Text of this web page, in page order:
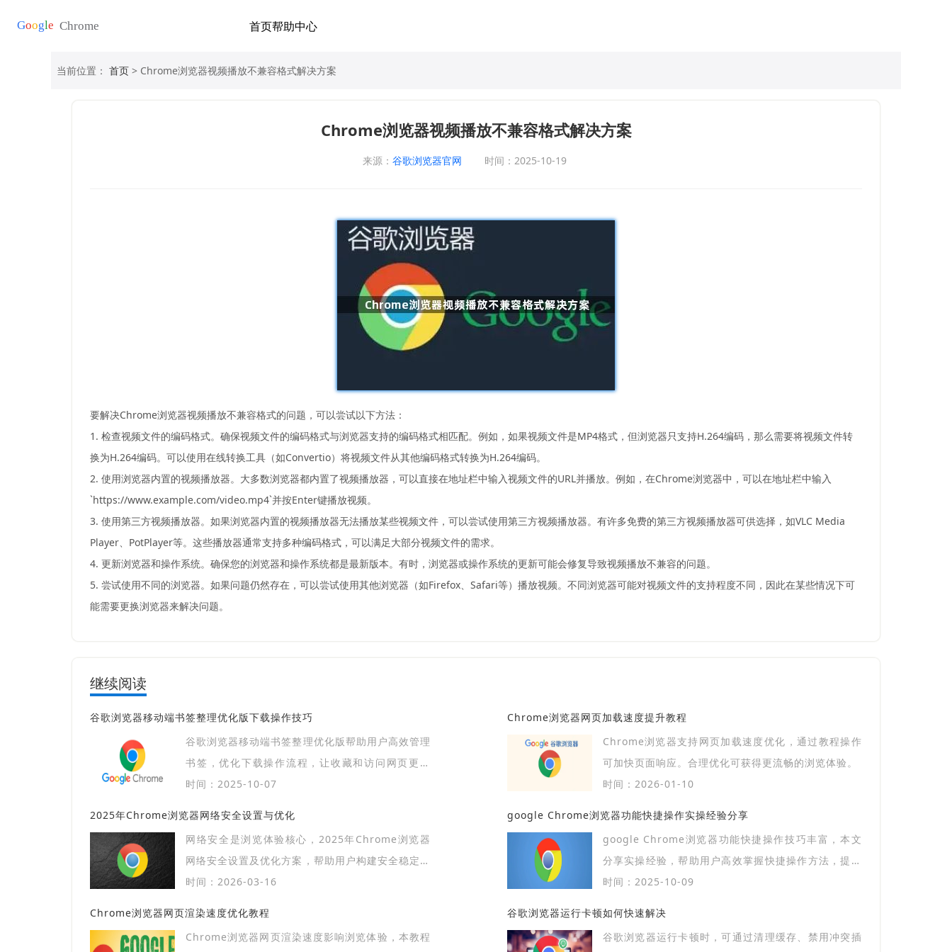
首页帮助中心
当前位置： 首页 > Chrome浏览器视频播放不兼容格式解决方案
Chrome浏览器视频播放不兼容格式解决方案
来源： 谷歌浏览器官网 时间：2025-10-19
要解决Chrome浏览器视频播放不兼容格式的问题，可以尝试以下方法：
1. 检查视频文件的编码格式。确保视频文件的编码格式与浏览器支持的编码格式相匹配。例如，如果视频文件是MP4格式，但浏览器只支持H.264编码，那么需要将视频文件转
换为H.264编码。可以使用在线转换工具（如Convertio）将视频文件从其他编码格式转换为H.264编码。
2. 使用浏览器内置的视频播放器。大多数浏览器都内置了视频播放器，可以直接在地址栏中输入视频文件的URL并播放。例如，在Chrome浏览器中，可以在地址栏中输入
`https://www.example.com/video.mp4`并按Enter键播放视频。
3. 使用第三方视频播放器。如果浏览器内置的视频播放器无法播放某些视频文件，可以尝试使用第三方视频播放器。有许多免费的第三方视频播放器可供选择，如VLC Media
Player、PotPlayer等。这些播放器通常支持多种编码格式，可以满足大部分视频文件的需求。
4. 更新浏览器和操作系统。确保您的浏览器和操作系统都是最新版本。有时，浏览器或操作系统的更新可能会修复导致视频播放不兼容的问题。
5. 尝试使用不同的浏览器。如果问题仍然存在，可以尝试使用其他浏览器（如Firefox、Safari等）播放视频。不同浏览器可能对视频文件的支持程度不同，因此在某些情况下可
能需要更换浏览器来解决问题。
继续阅读
谷歌浏览器移动端书签整理优化版下载操作技巧
谷歌浏览器移动端书签整理优化版帮助用户高效管理
书签，优化下载操作流程，让收藏和访问网页更便
捷，提高移动端浏览器使用效率。
时间：2025-10-07
Chrome浏览器网页加载速度提升教程
Chrome浏览器支持网页加载速度优化，通过教程操作
可加快页面响应。合理优化可获得更流畅的浏览体验。
时间：2026-01-10
2025年Chrome浏览器网络安全设置与优化
网络安全是浏览体验核心，2025年Chrome浏览器
网络安全设置及优化方案，帮助用户构建安全稳定的
上网环境。
时间：2026-03-16
google Chrome浏览器功能快捷操作实操经验分享
google Chrome浏览器功能快捷操作技巧丰富，本文
分享实操经验，帮助用户高效掌握快捷操作方法，提升
浏览器使用效率和操作便捷性。
时间：2025-10-09
Chrome浏览器网页渲染速度优化教程
Chrome浏览器网页渲染速度影响浏览体验，本教程
谷歌浏览器运行卡顿如何快速解决
谷歌浏览器运行卡顿时，可通过清理缓存、禁用冲突插